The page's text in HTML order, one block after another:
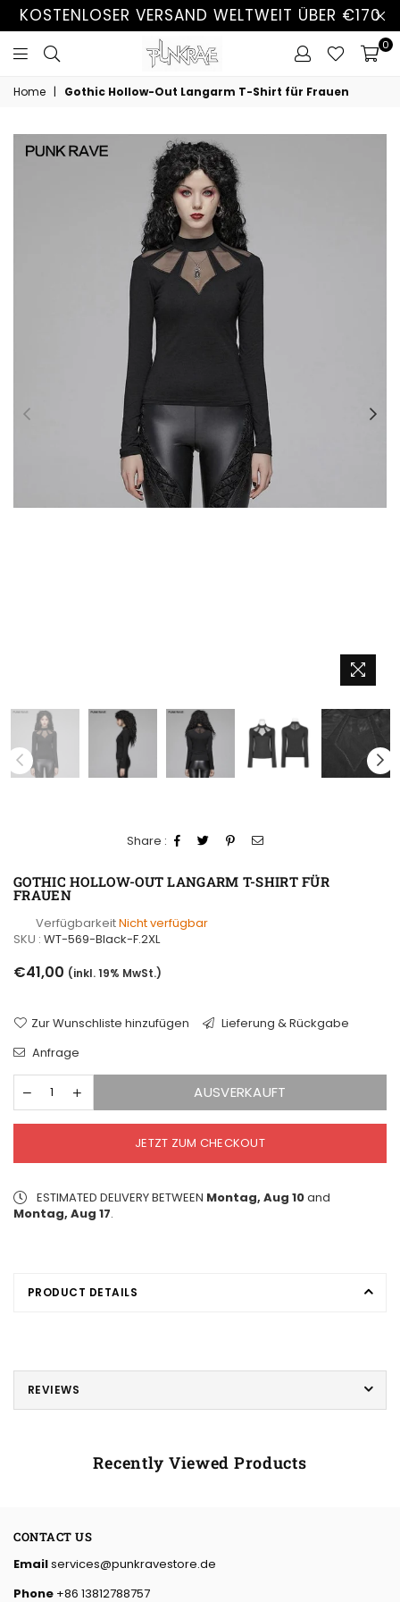
KOSTENLOSER VERSAND WELTWEIT ÜBER €170
0
Home | Gothic Hollow-Out Langarm T-Shirt für Frauen
Share :
GOTHIC HOLLOW-OUT LANGARM T-SHIRT FÜR
FRAUEN
VerfügbarkeitNicht verfügbar
SKU : WT-569-Black-F.2XL
Normaler
Preis
€41,00 (inkl. 19% MwSt.)
Zur Wunschliste hinzufügen
Lieferung & Rückgabe
Anfrage
AUSVERKAUFT
JETZT ZUM CHECKOUT
ESTIMATED DELIVERY BETWEEN Montag, Aug 10and
Montag, Aug 17.
PRODUCT DETAILS
REVIEWS
Recently Viewed Products
CONTACT US
Emailservices@punkravestore.de
Phone +86 13812788757